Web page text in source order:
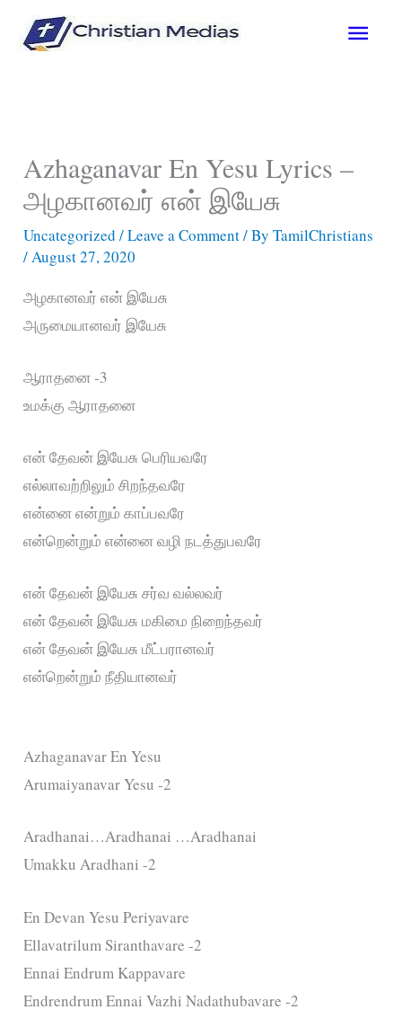
Main
Azhaganavar En Yesu Lyrics –
அழகானவர் என் இயேசு
Uncategorized /Leave a Comment/ ByTamilChristians
/ August 27, 2020
அழகானவர் என் இயேசு
அருமையானவர் இயேசு
ஆராதனை -3
உமக்கு ஆராதனை
என் தேவன் இயேசு பெரியவரே
எல்லாவற்றிலும் சிறந்தவரே
என்னை என்றும் காப்பவரே
என்றென்றும் என்னை வழி நடத்துபவரே
என் தேவன் இயேசு சர்வ வல்லவர்
என் தேவன் இயேசு மகிமை நிறைந்தவர்
என் தேவன் இயேசு மீட்பரானவர்
என்றென்றும் நீதியானவர்
Azhaganavar En Yesu
Arumaiyanavar Yesu -2
Aradhanai…Aradhanai …Aradhanai
Umakku Aradhani -2
En Devan Yesu Periyavare
Ellavatrilum Siranthavare -2
Ennai Endrum Kappavare
Endrendrum Ennai Vazhi Nadathubavare -2